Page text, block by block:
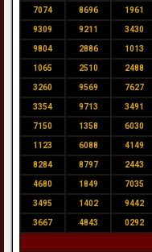
7074 8696 1961
9309 9211 3430
9804 2886 1013
1065 2510 2488
3260 9569 7627
3354 9713 3491
7150 1358 6030
1123 6088 4149
8284 8797 2443
4680 1849 7035
3495 1402 9442
3667 4843 0292